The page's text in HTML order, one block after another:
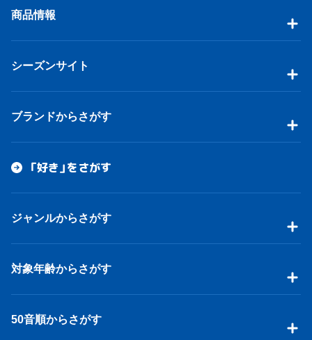
商品情報
シーズンサイト
ブランドからさがす
「好き」をさがす
ジャンルからさがす
対象年齢からさがす
50音順からさがす